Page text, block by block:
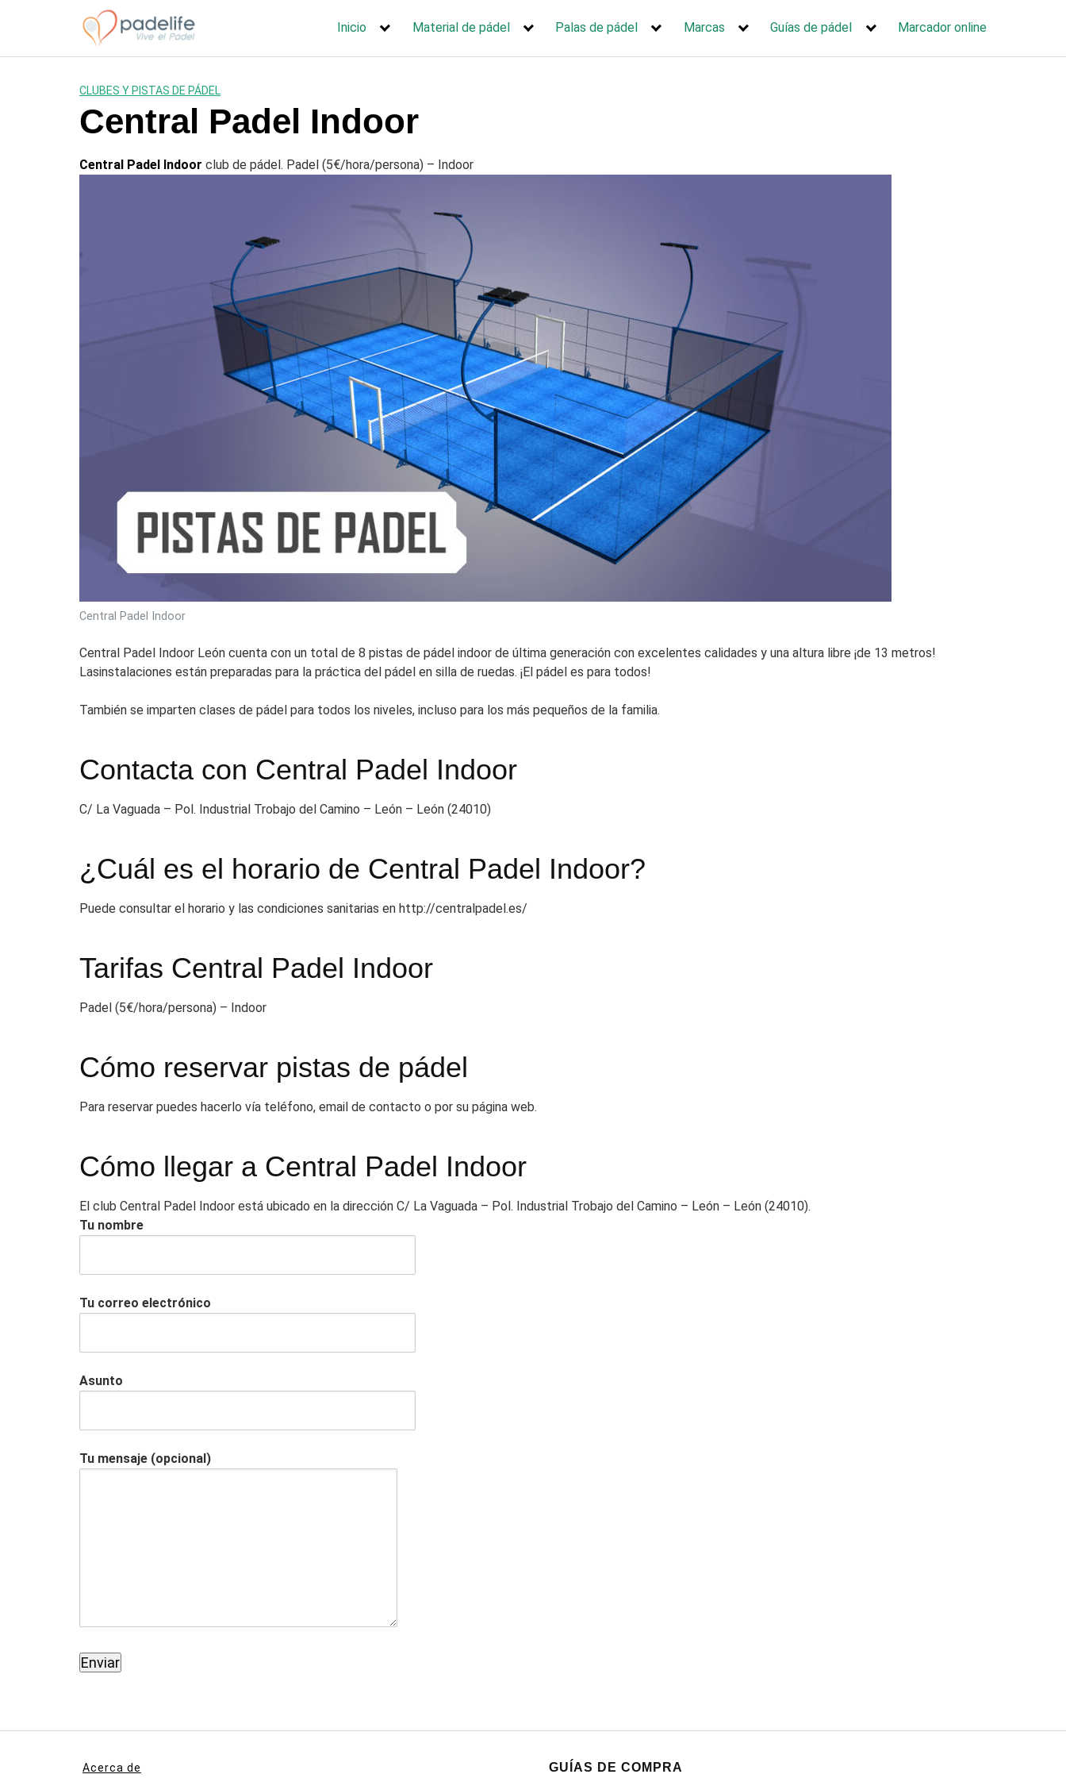
Inicio Material de pádel Palas de pádel Marcas Guías de pádel Marcador online
CLUBES Y PISTAS DE PÁDEL
Central Padel Indoor
Central Padel Indoor club de pádel. Padel (5€/hora/persona) – Indoor
Central Padel Indoor
Central Padel Indoor León cuenta con un total de 8 pistas de pádel indoor de última generación con excelentes calidades y una altura libre ¡de 13 metros!
Lasinstalaciones están preparadas para la práctica del pádel en silla de ruedas. ¡El pádel es para todos!
También se imparten clases de pádel para todos los niveles, incluso para los más pequeños de la familia.
Contacta con Central Padel Indoor
C/ La Vaguada – Pol. Industrial Trobajo del Camino – León – León (24010)
¿Cuál es el horario de Central Padel Indoor?
Puede consultar el horario y las condiciones sanitarias en http://centralpadel.es/
Tarifas Central Padel Indoor
Padel (5€/hora/persona) – Indoor
Cómo reservar pistas de pádel
Para reservar puedes hacerlo vía teléfono, email de contacto o por su página web.
Cómo llegar a Central Padel Indoor
El club Central Padel Indoor está ubicado en la dirección C/ La Vaguada – Pol. Industrial Trobajo del Camino – León – León (24010).
Tu nombre
Tu correo electrónico
Asunto
Tu mensaje (opcional)
Acerca de GUÍAS DE COMPRA